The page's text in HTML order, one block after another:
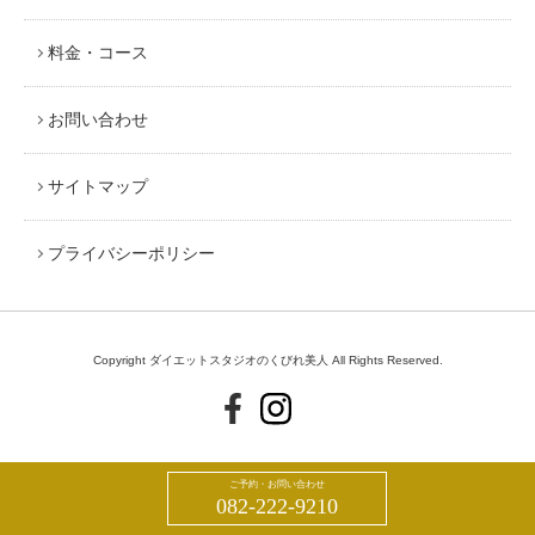
ご予約・お問い合わせ
082-222-9210
料金・コース
お問い合わせ
サイトマップ
プライバシーポリシー
Copyright ダイエットスタジオのくびれ美人 All Rights Reserved.